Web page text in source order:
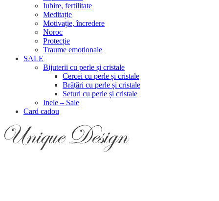
Iubire, fertilitate
Meditație
Motivație, încredere
Noroc
Protecție
Traume emoționale
SALE
Bijuterii cu perle și cristale
Cercei cu perle și cristale
Brățări cu perle și cristale
Seturi cu perle și cristale
Inele – Sale
Card cadou